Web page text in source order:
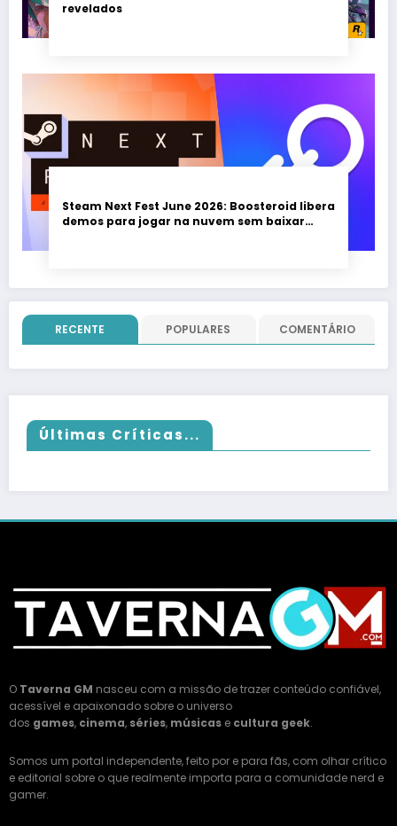
revelados
Steam Next Fest June 2026: Boosteroid libera
demos para jogar na nuvem sem baixar
RECENTE POPULARES COMENTÁRIO
Últimas Críticas...
O Taverna GM nasceu com a missão de trazer conteúdo confiável,
acessível e apaixonado sobre o universo
dos games, cinema, séries, músicas e cultura geek.
Somos um portal independente, feito por e para fãs, com olhar crítico
e editorial sobre o que realmente importa para a comunidade nerd e
gamer.